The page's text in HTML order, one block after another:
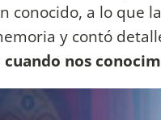
conocido, a lo que
y contó
nos